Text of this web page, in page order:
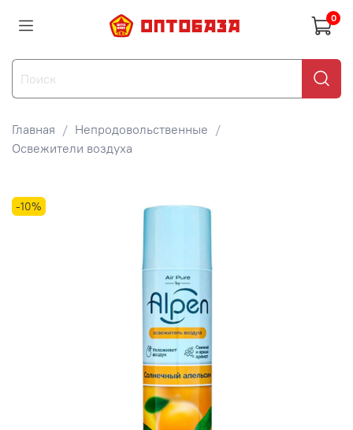
0
Главная
Непродовольственные
Освежители воздуха
-10%